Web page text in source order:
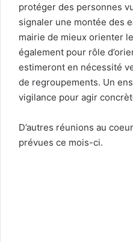
protéger des personnes
signaler une montée des
mairie de mieux orienter
également pour rôle
estimeront en nécessité
de regroupements. Un
vigilance pour agir
D’autres réunions au
prévues ce mois-ci.